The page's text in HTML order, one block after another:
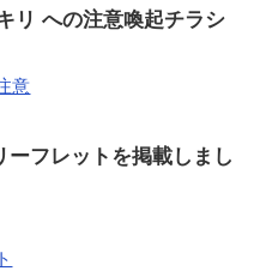
リ への注意喚起チラシ
意
ーフレットを掲載しまし